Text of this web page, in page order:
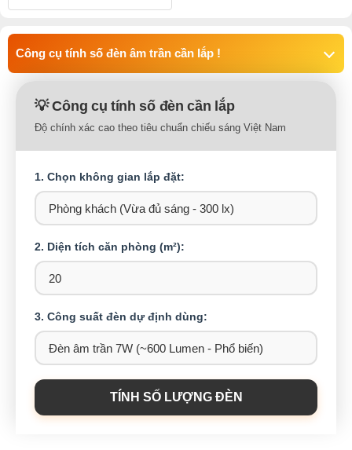
Công cụ tính số đèn âm trần cần lắp !
💡 Công cụ tính số đèn cần lắp
Độ chính xác cao theo tiêu chuẩn chiếu sáng Việt Nam
1. Chọn không gian lắp đặt:
2. Diện tích căn phòng (m²):
3. Công suất đèn dự định dùng:
TÍNH SỐ LƯỢNG ĐÈN